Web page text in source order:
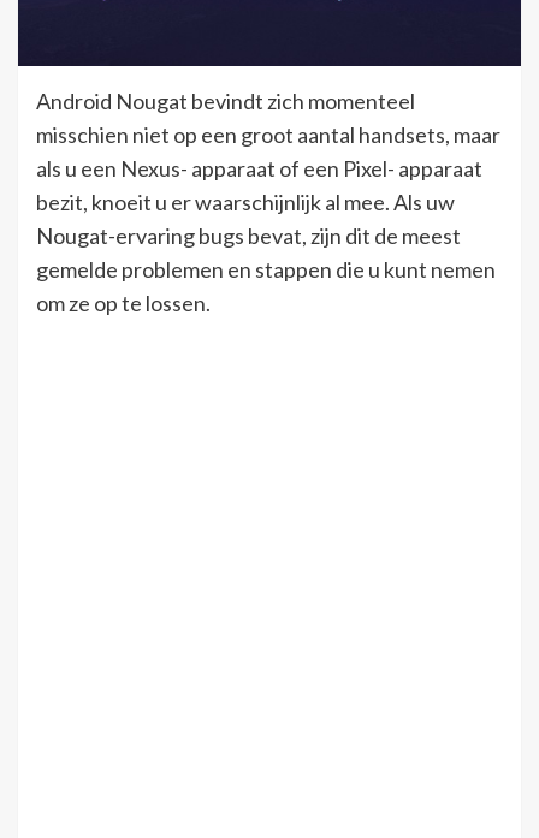
Android Nougat bevindt zich momenteel
misschien niet op een groot aantal handsets, maar
als u een Nexus- apparaat of een Pixel- apparaat
bezit, knoeit u er waarschijnlijk al mee. Als uw
Nougat-ervaring bugs bevat, zijn dit de meest
gemelde problemen en stappen die u kunt nemen
om ze op te lossen.